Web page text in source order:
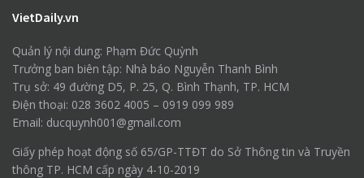
VietDaily.vn
Quản lý nội dung: Phạm Đức Quỳnh
Trưởng ban biên tập: Nhà báo Nguyễn Thanh Bình
Trụ sở: 49 đường D5, P. 25, Q. Bình Thạnh, TP. HCM
Điện thoại: 028 3602 4005 – 0919 099 989
Email: ducquynh001@gmail.com
Giấy phép hoạt động số 65/GP-TTĐT do Sở Thông tin và Truyền
thông TP. HCM cấp ngày 4-10-2019